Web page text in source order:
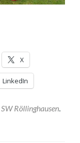
X
LinkedIn
SW Röllinghausen.